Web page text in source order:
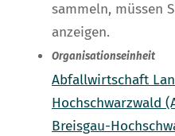
sammeln, müssen
anzeigen.
Organisationseinheit
Abfallwirtschaft
Hochschwarzwald
Breisgau-